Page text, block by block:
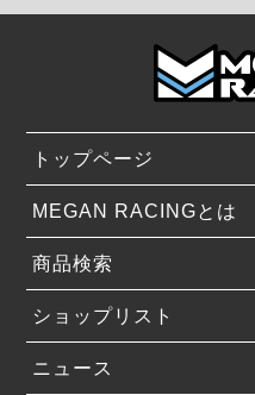
トップページ
MEGAN RACINGとは
商品検索
ショップリスト
ニュース